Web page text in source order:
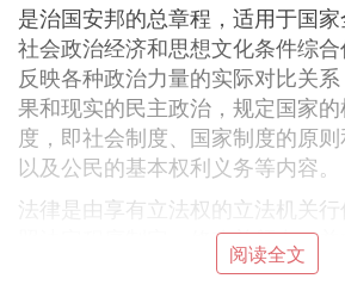
是治国安邦的总章程，适用于国
社会政治经济和思想文化条件综
反映各种政治力量的实际对比关
果和现实的民主政治，规定国家
度，即社会制度、国家制度的原
以及公民的基本权利义务等内容。
法律是由享有立法权的立法机关行
照法定程序制定、修改并颁布，并
实施的基本法律和普通法律的总称
阅读全文